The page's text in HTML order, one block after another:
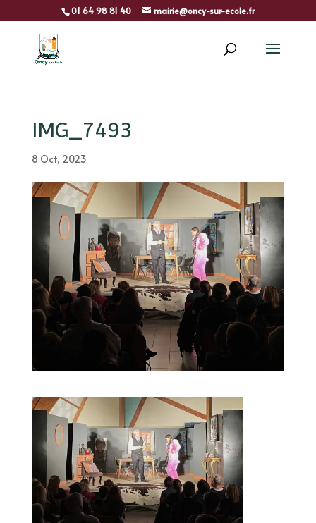
01 64 98 81 40 mairie@oncy-sur-ecole.fr
IMG_7493
8 Oct, 2023